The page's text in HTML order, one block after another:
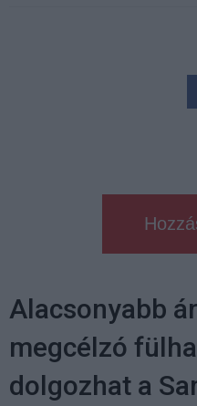
Alacsonyabb
megcélzó
dolgozhat a